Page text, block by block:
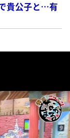
貴公子と…有